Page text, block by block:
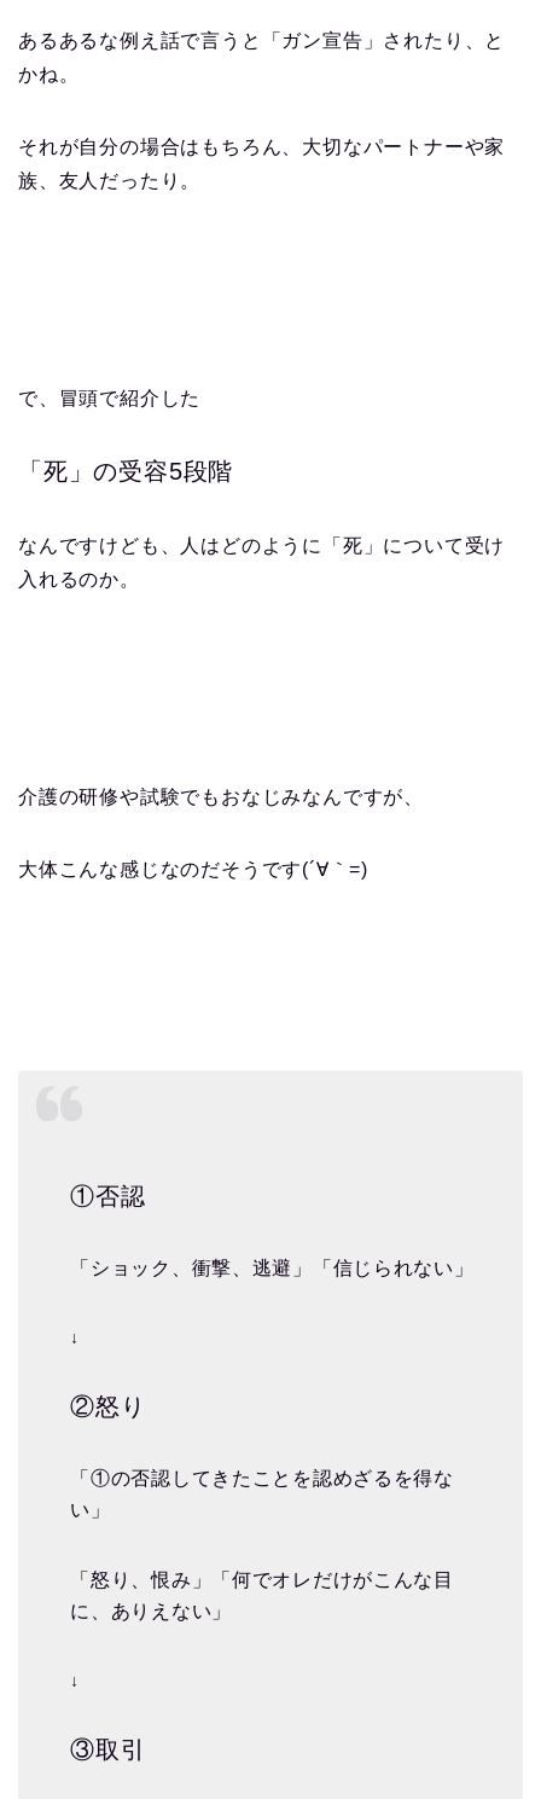
あるあるな例え話で言うと「ガン宣告」されたり、と
かね。
それが自分の場合はもちろん、大切なパートナーや家
族、友人だったり。
で、冒頭で紹介した
「死」の受容5段階
なんですけども、人はどのように「死」について受け
入れるのか。
介護の研修や試験でもおなじみなんですが、
大体こんな感じなのだそうです(´∀｀=)
①否認
「ショック、衝撃、逃避」「信じられない」
↓
②怒り
「①の否認してきたことを認めざるを得な
い」
「怒り、恨み」「何でオレだけがこんな目
に、ありえない」
↓
③取引